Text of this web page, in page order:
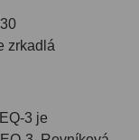
zrkadlá
3 je